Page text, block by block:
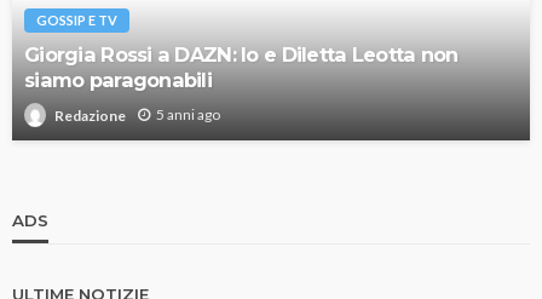
GOSSIP E TV
Giorgia Rossi a DAZN: Io e Diletta Leotta non
siamo paragonabili
Redazione 5 anni ago
ADS
ULTIME NOTIZIE